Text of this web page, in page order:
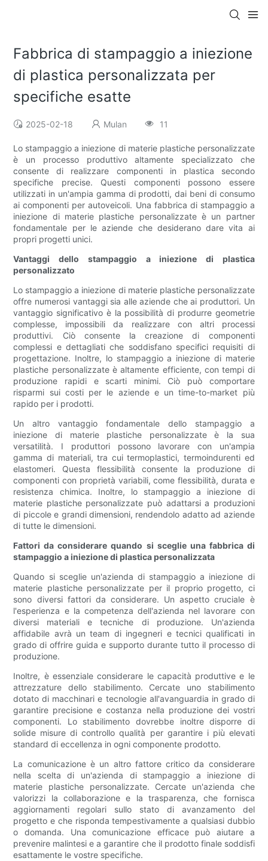
Fabbrica di stampaggio a iniezione
di plastica personalizzata per
specifiche esatte
2025-02-18 Mulan 11
Lo stampaggio a iniezione di materie plastiche personalizzate
è un processo produttivo altamente specializzato che
consente di realizzare componenti in plastica secondo
specifiche precise. Questi componenti possono essere
utilizzati in un'ampia gamma di prodotti, dai beni di consumo
ai componenti per autoveicoli. Una fabbrica di stampaggio a
iniezione di materie plastiche personalizzate è un partner
fondamentale per le aziende che desiderano dare vita ai
propri progetti unici.
Vantaggi dello stampaggio a iniezione di plastica
personalizzato
Lo stampaggio a iniezione di materie plastiche personalizzate
offre numerosi vantaggi sia alle aziende che ai produttori. Un
vantaggio significativo è la possibilità di produrre geometrie
complesse, impossibili da realizzare con altri processi
produttivi. Ciò consente la creazione di componenti
complessi e dettagliati che soddisfano specifici requisiti di
progettazione. Inoltre, lo stampaggio a iniezione di materie
plastiche personalizzate è altamente efficiente, con tempi di
produzione rapidi e scarti minimi. Ciò può comportare
risparmi sui costi per le aziende e un time-to-market più
rapido per i prodotti.
Un altro vantaggio fondamentale dello stampaggio a
iniezione di materie plastiche personalizzate è la sua
versatilità. I ​​produttori possono lavorare con un'ampia
gamma di materiali, tra cui termoplastici, termoindurenti ed
elastomeri. Questa flessibilità consente la produzione di
componenti con proprietà variabili, come flessibilità, durata e
resistenza chimica. Inoltre, lo stampaggio a iniezione di
materie plastiche personalizzate può adattarsi a produzioni
di piccole e grandi dimensioni, rendendolo adatto ad aziende
di tutte le dimensioni.
Fattori da considerare quando si sceglie una fabbrica di
stampaggio a iniezione di plastica personalizzata
Quando si sceglie un'azienda di stampaggio a iniezione di
materie plastiche personalizzate per il proprio progetto, ci
sono diversi fattori da considerare. Un aspetto cruciale è
l'esperienza e la competenza dell'azienda nel lavorare con
diversi materiali e tecniche di produzione. Un'azienda
affidabile avrà un team di ingegneri e tecnici qualificati in
grado di offrire guida e supporto durante tutto il processo di
produzione.
Inoltre, è essenziale considerare le capacità produttive e le
attrezzature dello stabilimento. Cercate uno stabilimento
dotato di macchinari e tecnologie all'avanguardia in grado di
garantire precisione e costanza nella produzione dei vostri
componenti. Lo stabilimento dovrebbe inoltre disporre di
solide misure di controllo qualità per garantire i più elevati
standard di eccellenza in ogni componente prodotto.
La comunicazione è un altro fattore critico da considerare
nella scelta di un'azienda di stampaggio a iniezione di
materie plastiche personalizzate. Cercate un'azienda che
valorizzi la collaborazione e la trasparenza, che fornisca
aggiornamenti regolari sullo stato di avanzamento del
progetto e che risponda tempestivamente a qualsiasi dubbio
o domanda. Una comunicazione efficace può aiutare a
prevenire malintesi e a garantire che il prodotto finale soddisfi
esattamente le vostre specifiche.